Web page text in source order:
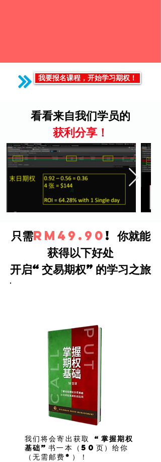
看看来自我们学员的
获利分享！
我们将会寄出获取 “ 掌握期权
基础”书一本（50页）给你
（无需邮费* ）！
只需RM49.90! 你就能
获得以下好处
开启“交易期权”的学习之旅
我要报名课程，开始学习期权！